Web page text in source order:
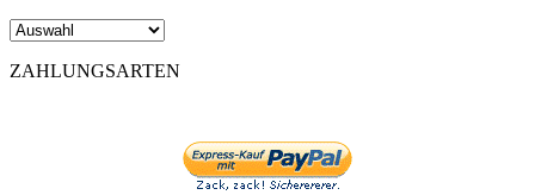
ZAHLUNGSARTEN